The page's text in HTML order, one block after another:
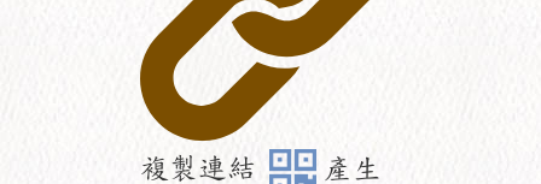
複製連結
產生